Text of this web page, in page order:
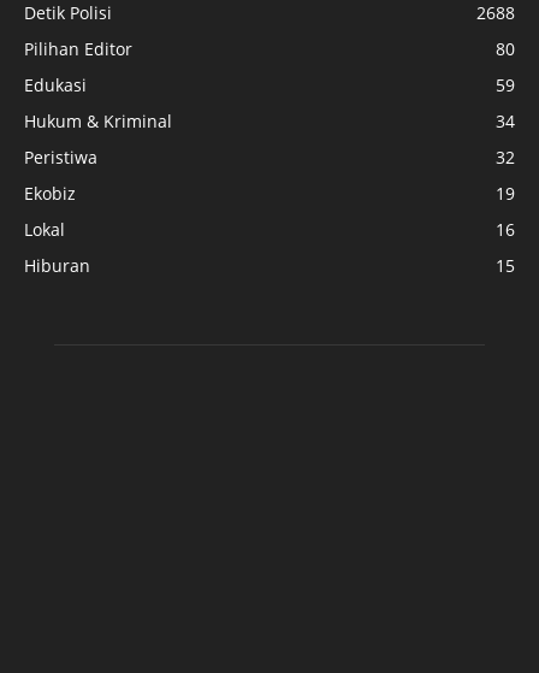
Detik Polisi
2688
Pilihan Editor
80
Edukasi
59
Hukum & Kriminal
34
Peristiwa
32
Ekobiz
19
Lokal
16
Hiburan
15